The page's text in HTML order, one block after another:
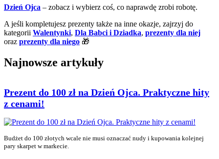
Dzień Ojca – zobacz i wybierz coś, co naprawdę zrobi robotę.
A jeśli kompletujesz prezenty także na inne okazje, zajrzyj do
kategorii Walentynki, Dla Babci i Dziadka, prezenty dla niej
oraz prezenty dla niego 🎁
Najnowsze artykuły
Prezent do 100 zł na Dzień Ojca. Praktyczne hity
z cenami!
Budżet do 100 złotych wcale nie musi oznaczać nudy i kupowania kolejnej
pary skarpet w markecie.